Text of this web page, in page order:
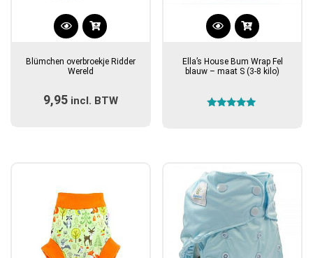
Dit
heeft
variaties.
de
productpagina
Blümchen overbroekje Ridder
Wereld
9,95 incl. BTW
Ella’s House Bum Wrap Fel
blauw – maat S (3-8 kilo)